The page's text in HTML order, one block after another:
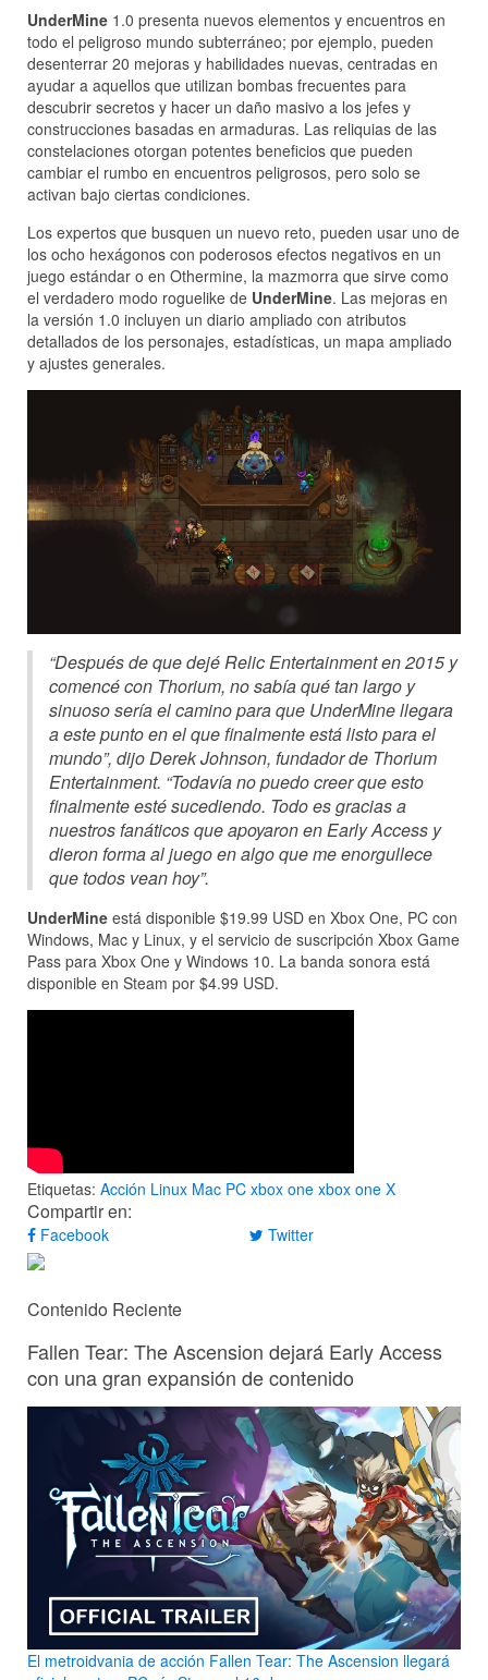
UnderMine 1.0 presenta nuevos elementos y encuentros en
todo el peligroso mundo subterráneo; por ejemplo, pueden
desenterrar 20 mejoras y habilidades nuevas, centradas en
ayudar a aquellos que utilizan bombas frecuentes para
descubrir secretos y hacer un daño masivo a los jefes y
construcciones basadas en armaduras. Las reliquias de las
constelaciones otorgan potentes beneficios que pueden
cambiar el rumbo en encuentros peligrosos, pero solo se
activan bajo ciertas condiciones.
Los expertos que busquen un nuevo reto, pueden usar uno de
los ocho hexágonos con poderosos efectos negativos en un
juego estándar o en Othermine, la mazmorra que sirve como
el verdadero modo roguelike de UnderMine. Las mejoras en
la versión 1.0 incluyen un diario ampliado con atributos
detallados de los personajes, estadísticas, un mapa ampliado
y ajustes generales.
“Después de que dejé Relic Entertainment en 2015 y
comencé con Thorium, no sabía qué tan largo y
sinuoso sería el camino para que UnderMine llegara
a este punto en el que finalmente está listo para el
mundo”, dijo Derek Johnson, fundador de Thorium
Entertainment. “Todavía no puedo creer que esto
finalmente esté sucediendo. Todo es gracias a
nuestros fanáticos que apoyaron en Early Access y
dieron forma al juego en algo que me enorgullece
que todos vean hoy”.
UnderMine está disponible $19.99 USD en Xbox One, PC con
Windows, Mac y Linux, y el servicio de suscripción Xbox Game
Pass para Xbox One y Windows 10. La banda sonora está
disponible en Steam por $4.99 USD.
Etiquetas: Acción Linux Mac PC xbox one xbox one X
Compartir en:
Facebook Twitter
Contenido Reciente
Fallen Tear: The Ascension dejará Early Access
con una gran expansión de contenido
El metroidvania de acción Fallen Tear: The Ascension llegará